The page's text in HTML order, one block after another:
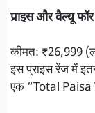
प्राइस और वैल्यू
कीमत: ₹26,999
इस प्राइस रेंज में
एक “Total Paisa